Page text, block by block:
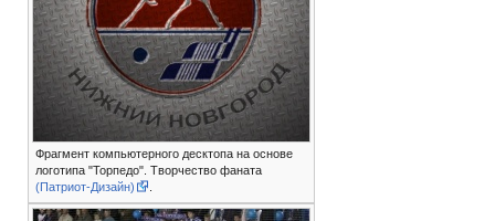
Фрагмент компьютерного десктопа на основе
логотипа "Торпедо". Творчество фаната
(Патриот-Дизайн)